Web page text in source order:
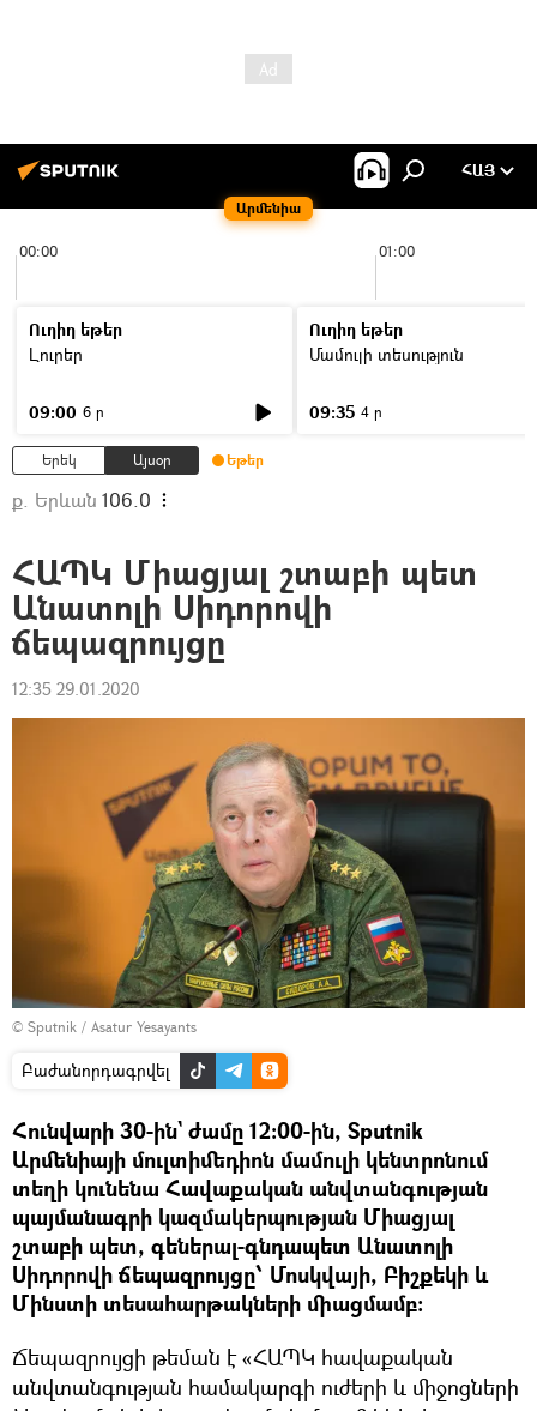
Արմենիա
ՀԱՅ
00:00 01:00
Ուղիղ եթեր
Լուրեր
09:00 6 ր
Ուղիղ եթեր
Մամուլի տեսություն
09:35 4 ր
Երեկ Այսօր Եթեր
ք. Երևան 106.0
ՀԱՊԿ Միացյալ շտաբի պետ
Անատոլի Սիդորովի
ճեպազրույցը
12:35 29.01.2020
© Sputnik / Asatur Yesayants
Բաժանորդագրվել
Հունվարի 30-ին` ժամը 12:00-ին, Sputnik
Արմենիայի մուլտիմեդիոն մամուլի կենտրոնում
տեղի կունենա Հավաքական անվտանգության
պայմանագրի կազմակերպության Միացյալ
շտաբի պետ, գեներալ-գնդապետ Անատոլի
Սիդորովի ճեպազրույցը՝ Մոսկվայի, Բիշքեկի և
Մինստի տեսահարթակների միացմամբ:
Ճեպազրույցի թեման է «ՀԱՊԿ հավաքական
անվտանգության համակարգի ուժերի և միջոցների